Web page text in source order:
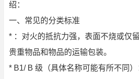
绍：
一、常见的分类标准
* ：对火的抵抗力强，表面不烧或仅
贵重物品和物品的运输包装。
* B1/ B 级（具体名称可能有所不同